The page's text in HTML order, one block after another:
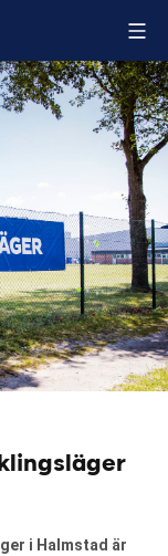
i Halmstad är